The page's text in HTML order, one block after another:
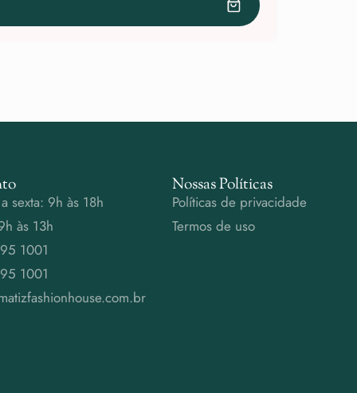
sexta: 9h às 18h
às 13h
1001
1001
Nossas Políticas
Políticas de privacidade
Termos de uso